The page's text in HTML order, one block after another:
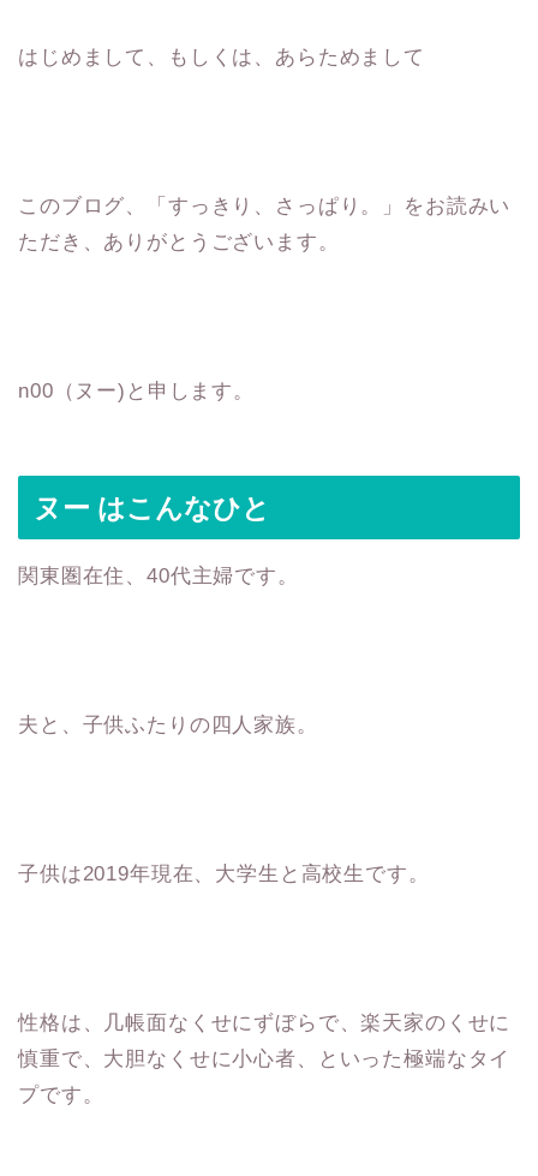
はじめまして、もしくは、あらためまして
このブログ、「すっきり、さっぱり。」をお読みい
ただき、ありがとうございます。
n00（ヌー)と申します。
ヌー はこんなひと
関東圏在住、40代主婦です。
夫と、子供ふたりの四人家族。
子供は2019年現在、大学生と高校生です。
性格は、几帳面なくせにずぼらで、楽天家のくせに
慎重で、大胆なくせに小心者、といった極端なタイ
プです。